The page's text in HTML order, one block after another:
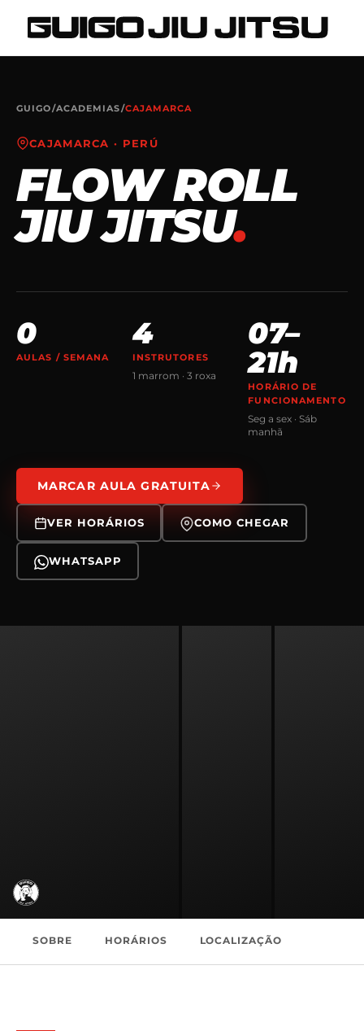
GUIGO/ACADEMIAS/CAJAMARCA
CAJAMARCA· PERÚ
FLOW ROLL
JIU JITSU.
0
AULAS / SEMANA
4
INSTRUTORES
1 marrom · 3 roxa
07–
21h
HORÁRIO DE
FUNCIONAMENTO
Seg a sex · Sáb
manhã
MARCAR AULA GRATUITA
VER HORÁRIOS COMO CHEGAR
WHATSAPP
SOBRE HORÁRIOS LOCALIZAÇÃO